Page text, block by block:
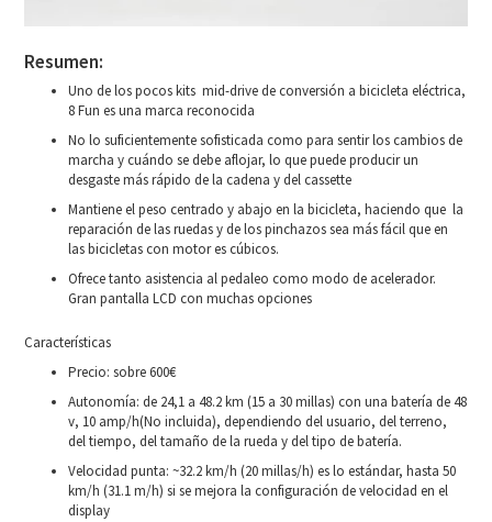
Resumen:
Uno de los pocos kits mid-drive de conversión a bicicleta eléctrica,
8 Fun es una marca reconocida
No lo suficientemente sofisticada como para sentir los cambios de
marcha y cuándo se debe aflojar, lo que puede producir un
desgaste más rápido de la cadena y del cassette
Mantiene el peso centrado y abajo en la bicicleta, haciendo que la
reparación de las ruedas y de los pinchazos sea más fácil que en
las bicicletas con motor es cúbicos.
Ofrece tanto asistencia al pedaleo como modo de acelerador.
Gran pantalla LCD con muchas opciones
Características
Precio: sobre 600€
Autonomía: de 24,1 a 48.2 km (15 a 30 millas) con una batería de 48
v, 10 amp/h(No incluida), dependiendo del usuario, del terreno,
del tiempo, del tamaño de la rueda y del tipo de batería.
Velocidad punta: ~32.2 km/h (20 millas/h) es lo estándar, hasta 50
km/h (31.1 m/h) si se mejora la configuración de velocidad en el
display